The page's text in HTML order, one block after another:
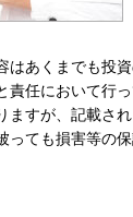
はあくまでも投
責任において行
すが、記載さ
ても損害等の